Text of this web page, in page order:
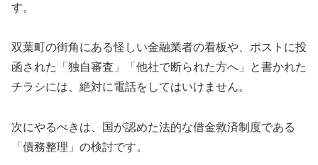
す。
双葉町の街角にある怪しい金融業者の看板や、ポストに投
函された「独自審査」「他社で断られた方へ」と書かれた
チラシには、絶対に電話をしてはいけません。
次にやるべきは、国が認めた法的な借金救済制度である
「債務整理」の検討です。